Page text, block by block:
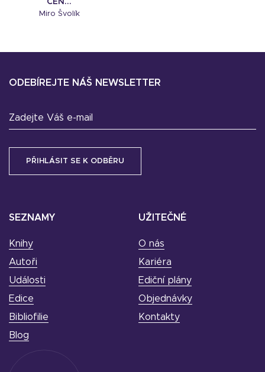
CEN...
Miro Švolík
SEZNAMY
Knihy
Autoři
Události
Edice
Bibliofilie
Blog
UŽITEČNÉ
O nás
Kariéra
Ediční plány
Objednávky
Kontakty
ODEBÍREJTE NÁŠ NEWSLETTER
Zadejte Váš e-mail